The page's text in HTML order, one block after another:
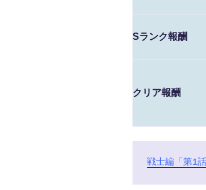
Sランク報酬
クリア報酬
戦士編「第1